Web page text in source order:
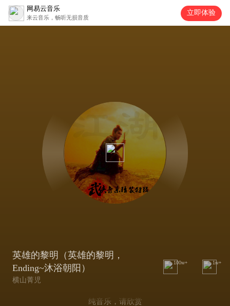
网易云音乐
来云音乐，畅听无损音质
立即体验
英雄的黎明（英雄的黎明，
Ending~沐浴朝阳）
横山菁児
100w+ 1w+
纯音乐，请欣赏